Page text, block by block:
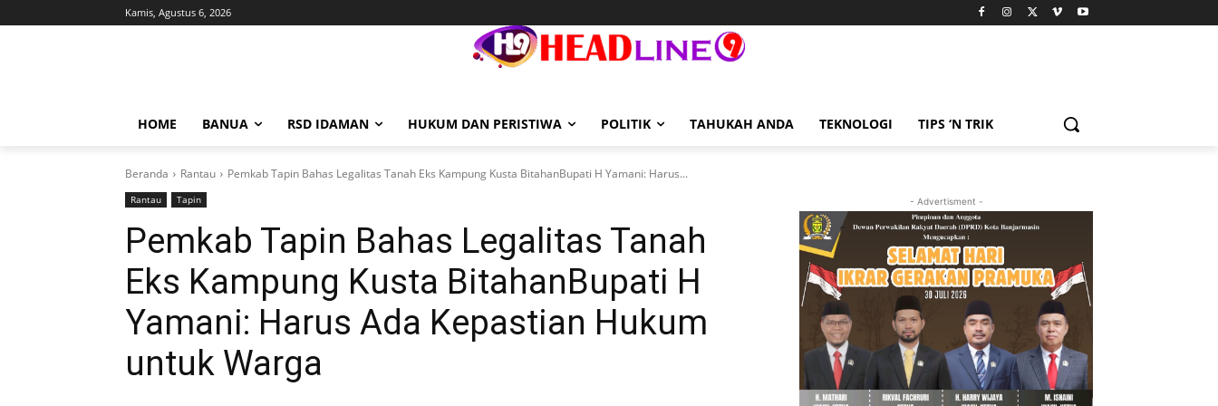
Kamis, Agustus 6, 2026
HOME BANUA RSD IDAMAN HUKUM DAN PERISTIWA POLITIK TAHUKAH ANDA TEKNOLOGI TIPS ‘N TRIK
Beranda Rantau Pemkab Tapin Bahas Legalitas Tanah Eks Kampung Kusta BitahanBupati H Yamani: Harus...
Rantau Tapin
Pemkab Tapin Bahas Legalitas Tanah
Eks Kampung Kusta BitahanBupati H
Yamani: Harus Ada Kepastian Hukum
untuk Warga
- Advertisment -